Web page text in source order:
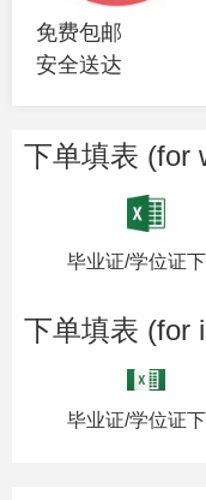
免费包邮
安全送达
下单填表 (for
毕业证/学位证
下单填表 (for
毕业证/学位证